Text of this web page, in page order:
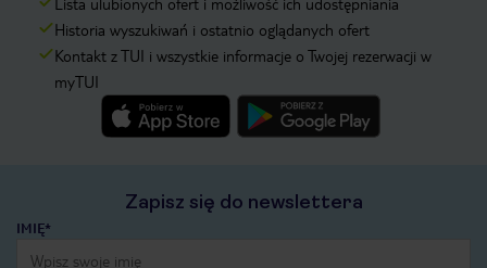
Historia wyszukiwań i ostatnio oglądanych ofert
Kontakt z TUI i wszystkie informacje o Twojej rezerwacji w
myTUI
Zapisz się do newslettera
IMIĘ*